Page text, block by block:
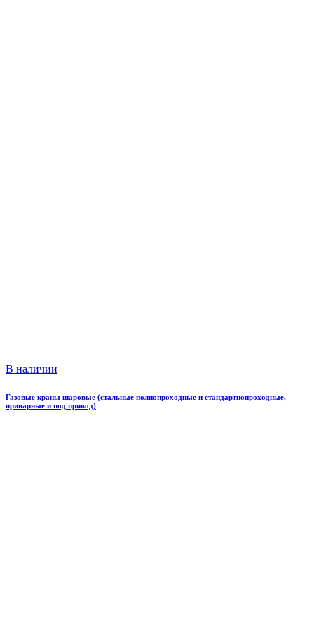
В наличии
Газовые краны шаровые (стальные полнопроходные и стандартнопроходные,
приварные и под привод)